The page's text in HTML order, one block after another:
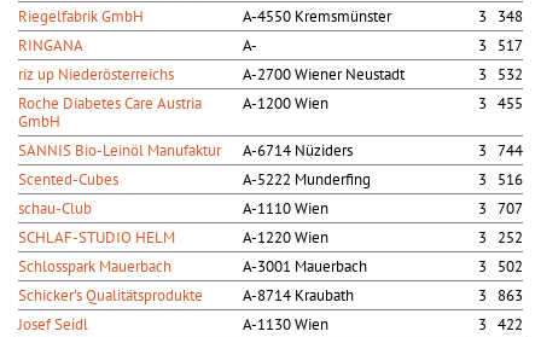
Riegelfabrik GmbH
A-4550 Kremsmünster
3 348
RINGANA
A-
3 517
riz up Niederösterreichs
A-2700 Wiener Neustadt
3 532
Roche Diabetes Care Austria
GmbH
A-1200 Wien 3 455
SANNIS Bio-Leinöl Manufaktur A-6714 Nüziders
3 744
Scented-Cubes
A-5222 Munderfing
3 516
schau-Club
A-1110 Wien
3 707
SCHLAF-STUDIO HELM
A-1220 Wien
3 252
Schlosspark Mauerbach
A-3001 Mauerbach
3 502
Schicker's Qualitätsprodukte
A-8714 Kraubath
3 863
Josef Seidl
A-1130 Wien
3 422